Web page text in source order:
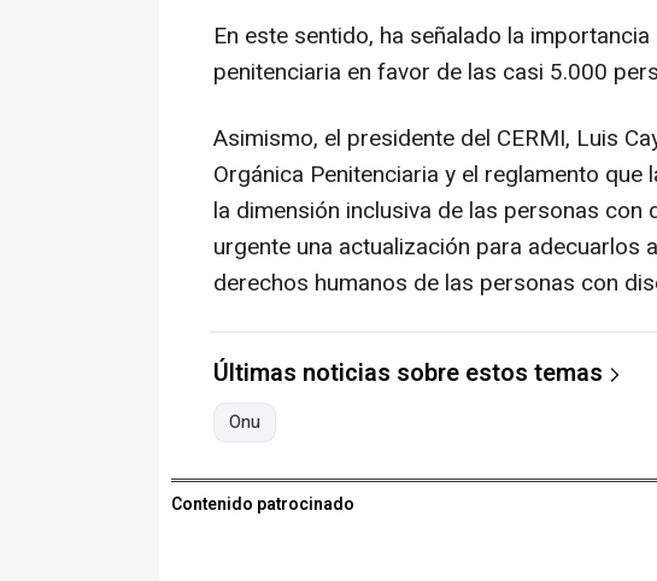
En este sentido, ha señalado la
penitenciaria en favor de las casi 5.000
Asimismo, el presidente del CERMI, Luis
Orgánica Penitenciaria y el reglamento que
la dimensión inclusiva de las personas
urgente una actualización para adecuarlos
derechos humanos de las personas con
Últimas noticias sobre estos temas
Onu
Contenido patrocinado